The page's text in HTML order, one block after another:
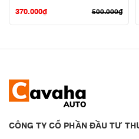
500.000₫
370.000₫
CÔNG TY CỔ PHẦN ĐẦU TƯ